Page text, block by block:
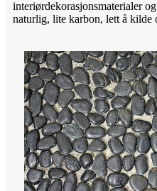
interiørdekorasjonsmaterialer
naturlig, lite karbon, lett å kilde